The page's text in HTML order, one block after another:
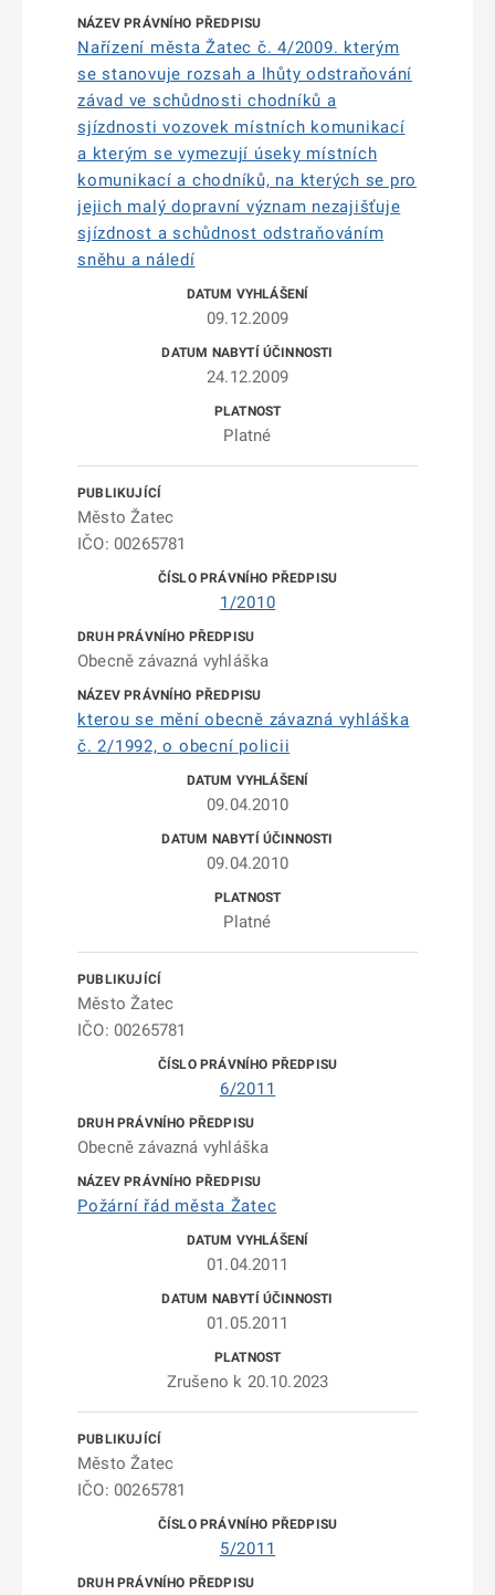
Nařízení města Žatec č. 4/2009. kterým
se stanovuje rozsah a lhůty odstraňování
závad ve schůdnosti chodníků a
sjízdnosti vozovek místních komunikací
a kterým se vymezují úseky místních
komunikací a chodníků, na kterých se pro
jejich malý dopravní význam nezajišťuje
sjízdnost a schůdnost odstraňováním
sněhu a náledí
09.12.2009
24.12.2009
Platné
Město Žatec
IČO: 00265781
1/2010
Obecně závazná vyhláška
kterou se mění obecně závazná vyhláška
č. 2/1992, o obecní policii
09.04.2010
09.04.2010
Platné
Město Žatec
IČO: 00265781
6/2011
Obecně závazná vyhláška
Požární řád města Žatec
01.04.2011
01.05.2011
Zrušeno k 20.10.2023
Město Žatec
IČO: 00265781
5/2011